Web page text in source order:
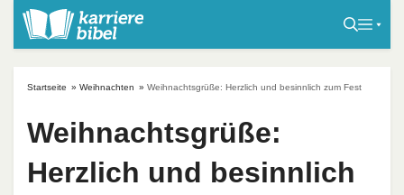
Startseite » Weihnachten » Weihnachtsgrüße: Herzlich und besinnlich zum Fest
Weihnachtsgrüße:
Herzlich und besinnlich